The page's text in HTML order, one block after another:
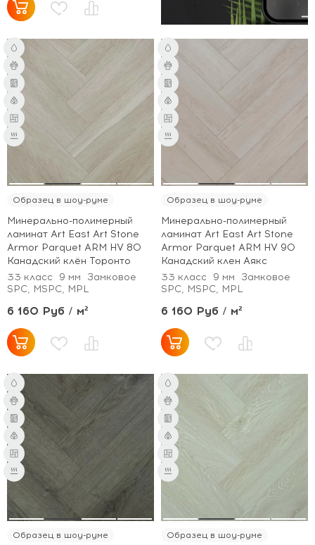
Образец в шоу-руме
Минерально-полимерный
ламинат Art East Art Stone
Armor Parquet ARM HV 80
Канадский клён Торонто
33 класс
9 мм
Замковое
SPC, MSPC, MPL
6 160 Руб / м²
Образец в шоу-руме
Минерально-полимерный
ламинат Art East Art Stone
Armor Parquet ARM HV 90
Канадский клен Аякс
33 класс
9 мм
Замковое
SPC, MSPC, MPL
6 160 Руб / м²
Образец в шоу-руме Образец в шоу-руме